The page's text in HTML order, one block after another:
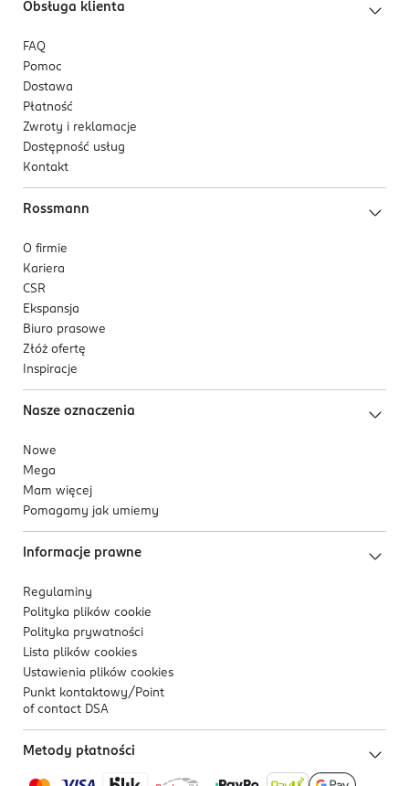
Obsługa klienta
FAQ
Pomoc
Dostawa
Płatność
Zwroty i reklamacje
Dostępność usług
Kontakt
Rossmann
O firmie
Kariera
CSR
Ekspansja
Biuro prasowe
Złóż ofertę
Inspiracje
Nasze oznaczenia
Nowe
Mega
Mam więcej
Pomagamy jak umiemy
Informacje prawne
Regulaminy
Polityka plików cookie
Polityka prywatności
Lista plików cookies
Ustawienia plików cookies
Punkt kontaktowy/ Point
of contact DSA
Metody płatności